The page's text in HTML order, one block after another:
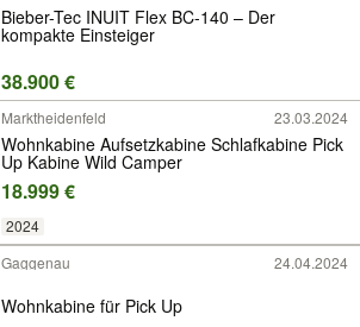
Bieber-Tec INUIT Flex BC-140 – Der
kompakte Einsteiger
38.900 €
Marktheidenfeld 23.03.2024
Wohnkabine Aufsetzkabine Schlafkabine Pick
Up Kabine Wild Camper
18.999 €
2024
Gaggenau 24.04.2024
Wohnkabine für Pick Up